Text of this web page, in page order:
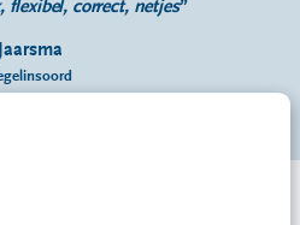
flexibel, correct, netjes
Jaarsma